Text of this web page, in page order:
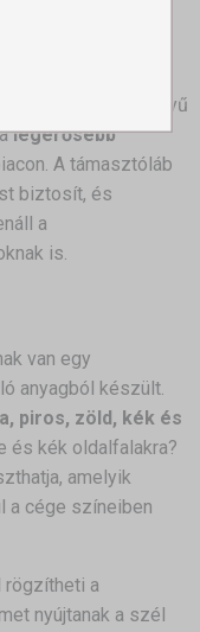
mely
vesztették el a
a könnyű
legerősebb
A támasztóláb
biztosít, és
a
is.
van egy
anyagból készült.
piros, zöld, kék és
és kék oldalfalakra?
amelyik
a cége színeiben
rögzítheti a
nyújtanak a szél